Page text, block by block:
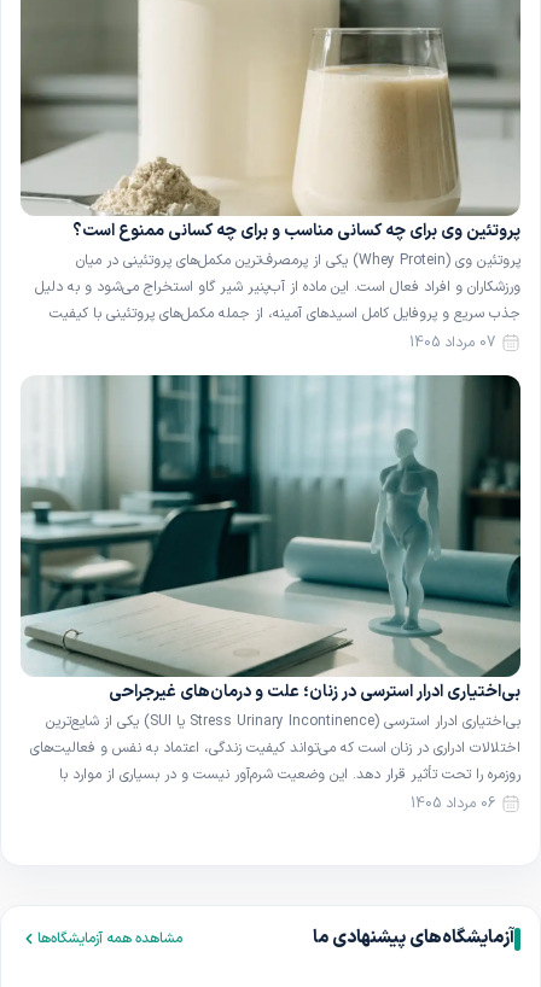
پروتئین وی برای چه کسانی مناسب و برای چه کسانی ممنوع است؟
پروتئین وی (Whey Protein) یکی از پرمصرف‌ترین مکمل‌های پروتئینی در میان
ورزشکاران و افراد فعال است. این ماده از آب‌پنیر شیر گاو استخراج می‌شود و به دلیل
جذب سریع و پروفایل کامل اسیدهای آمینه، از جمله مکمل‌های پروتئینی با کیفیت
شناخته می‌شود. با این حال، پروتئین وی برای همهٔ افراد گزینهٔ بی‌خطری نیست و در
07 مرداد 1405
بی‌اختیاری ادرار استرسی در زنان؛ علت و درمان‌های غیرجراحی
بی‌اختیاری ادرار استرسی (Stress Urinary Incontinence یا SUI) یکی از شایع‌ترین
اختلالات ادراری در زنان است که می‌تواند کیفیت زندگی، اعتماد به نفس و فعالیت‌های
روزمره را تحت تأثیر قرار دهد. این وضعیت شرم‌آور نیست و در بسیاری از موارد با
روش‌های ساده و غیرجراحی قابل بهبود است. در این مقاله با تعریف، علل و […]
06 مرداد 1405
آزمایشگاه‌های پیشنهادی ما مشاهده همه آزمایشگاه‌ها